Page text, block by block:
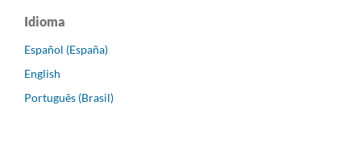
Idioma
Español (España)
English
Português (Brasil)